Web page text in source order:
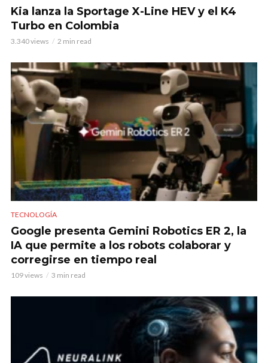
Kia lanza la Sportage X-Line HEV y el K4
Turbo en Colombia
3.340 views 2 min read
TECNOLOGÍA
Google presenta Gemini Robotics ER 2, la
IA que permite a los robots colaborar y
corregirse en tiempo real
109 views 3 min read